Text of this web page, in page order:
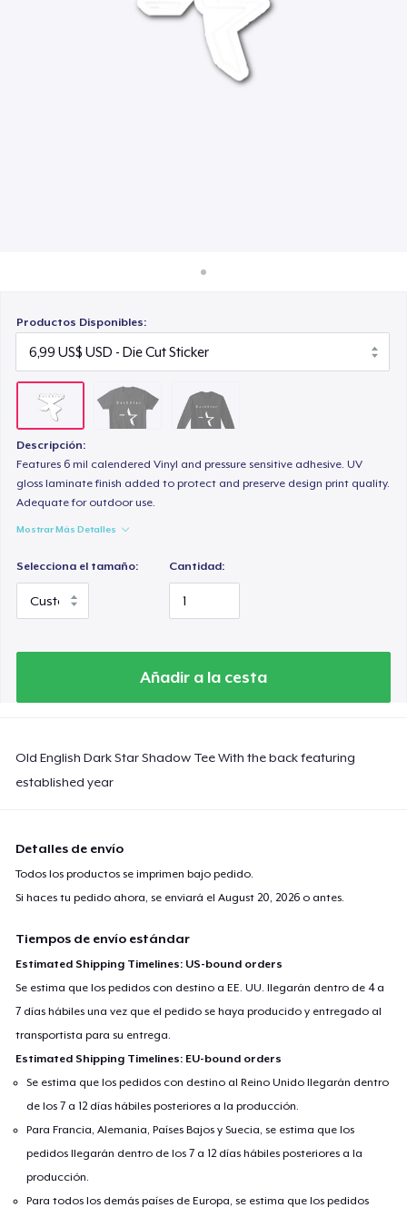
Venda en todas partes
Venda lo que sea
Productos Disponibles:
Descripción:
Features 6 mil calendered Vinyl and pressure sensitive adhesive. UV
gloss laminate finish added to protect and preserve design print quality.
Adequate for outdoor use.
Mostrar Más Detalles
Selecciona el tamaño: Cantidad:
Añadir a la cesta
Old English Dark Star Shadow Tee With the back featuring
established year
Detalles de envío
Todos los productos se imprimen bajo pedido.
Si haces tu pedido ahora, se enviará elAugust 20, 2026 o antes.
Tiempos de envío estándar
Estimated Shipping Timelines: US-bound orders
Se estima que los pedidos con destino a EE. UU. llegarán dentro de 4 a
7 días hábiles una vez que el pedido se haya producido y entregado al
transportista para su entrega.
Estimated Shipping Timelines: EU-bound orders
Se estima que los pedidos con destino al Reino Unido llegarán dentro
de los 7 a 12 días hábiles posteriores a la producción.
Para Francia, Alemania, Países Bajos y Suecia, se estima que los
pedidos llegarán dentro de los 7 a 12 días hábiles posteriores a la
producción.
Para todos los demás países de Europa, se estima que los pedidos
30,99 US$